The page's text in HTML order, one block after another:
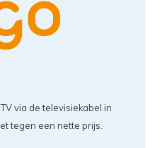
via de televisiekabel in
tegen een nette prijs.